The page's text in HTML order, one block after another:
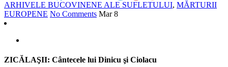
ARHIVELE BUCOVINENE ALE SUFLETULUI, MĂRTURII
EUROPENE No Comments Mar 8
ZICĂLAŞII: Cântecele lui Dinicu şi Ciolacu